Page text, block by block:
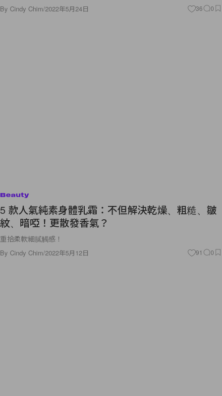
By Cindy Chim/2022年5月24日 36 0
Beauty
5 款人氣純素身體乳霜：不但解決乾燥、粗糙、皺
紋、暗啞！更散發香氣？
重拾柔軟細膩觸感！
By Cindy Chim/2022年5月12日 91 0